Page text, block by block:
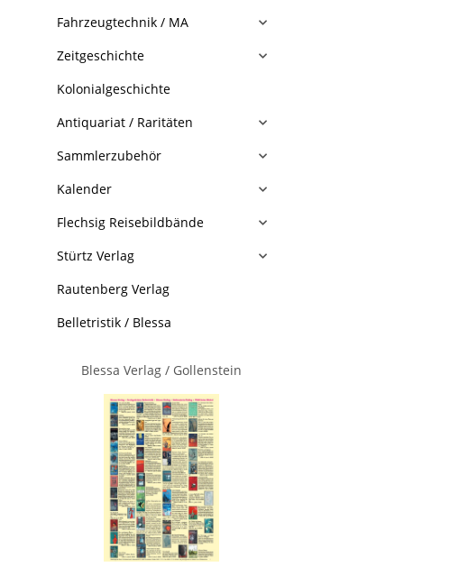
Fahrzeugtechnik / MA
Zeitgeschichte
Kolonialgeschichte
Antiquariat / Raritäten
Sammlerzubehör
Kalender
Flechsig Reisebildbände
Stürtz Verlag
Rautenberg Verlag
Belletristik / Blessa
Blessa Verlag / Gollenstein